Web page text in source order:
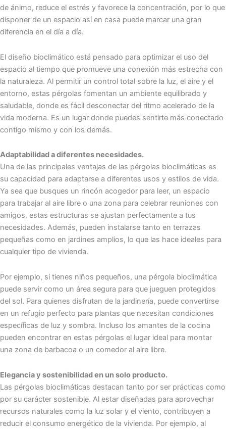
de ánimo, reduce el estrés y favorece la concentración, por lo que
disponer de un espacio así en casa puede marcar una gran
diferencia en el día a día.
El diseño bioclimático está pensado para optimizar el uso del
espacio al tiempo que promueve una conexión más estrecha con
la naturaleza. Al permitir un control total sobre la luz, el aire y el
entorno, estas pérgolas fomentan un ambiente equilibrado y
saludable, donde es fácil desconectar del ritmo acelerado de la
vida moderna. Es un lugar donde puedes sentirte más conectado
contigo mismo y con los demás.
Adaptabilidad a diferentes necesidades.
Una de las principales ventajas de las pérgolas bioclimáticas es
su capacidad para adaptarse a diferentes usos y estilos de vida.
Ya sea que busques un rincón acogedor para leer, un espacio
para trabajar al aire libre o una zona para celebrar reuniones con
amigos, estas estructuras se ajustan perfectamente a tus
necesidades. Además, pueden instalarse tanto en terrazas
pequeñas como en jardines amplios, lo que las hace ideales para
cualquier tipo de vivienda.
Por ejemplo, si tienes niños pequeños, una pérgola bioclimática
puede servir como un área segura para que jueguen protegidos
del sol. Para quienes disfrutan de la jardinería, puede convertirse
en un refugio perfecto para plantas que necesitan condiciones
específicas de luz y sombra. Incluso los amantes de la cocina
pueden encontrar en estas pérgolas el lugar ideal para montar
una zona de barbacoa o un comedor al aire libre.
Elegancia y sostenibilidad en un solo producto.
Las pérgolas bioclimáticas destacan tanto por ser prácticas como
por su carácter sostenible. Al estar diseñadas para aprovechar
recursos naturales como la luz solar y el viento, contribuyen a
reducir el consumo energético de la vivienda. Por ejemplo, al